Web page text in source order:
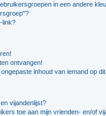
in een andere
link?
ontvangen!
inhoud van iemand op
vijandenlijst?
toe aan mijn vrienden- en/of